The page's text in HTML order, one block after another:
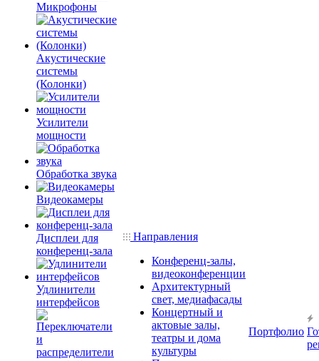
Микрофоны
Акустические
системы
(Колонки)
Усилители
мощности
Обработка звука
Видеокамеры
Дисплеи для
конференц-зала
Удлинители
интерфейсов
Направления
Конференц-залы,
видеоконференции
Архитектурный
свет, медиафасады
Концертный и
актовые залы,
театры и дома
культуры
Портфолио